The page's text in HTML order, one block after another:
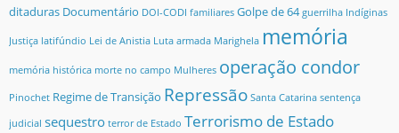
ditaduras Documentário DOI-CODI familiares Golpe de 64 guerrilha Indíginas
Justiça latifúndio Lei de Anistia Luta armada Marighela memória
memória histórica morte no campo Mulheres operação condor
Pinochet Regime de Transição Repressão Santa Catarina sentença
judicial sequestro terror de Estado Terrorismo de Estado